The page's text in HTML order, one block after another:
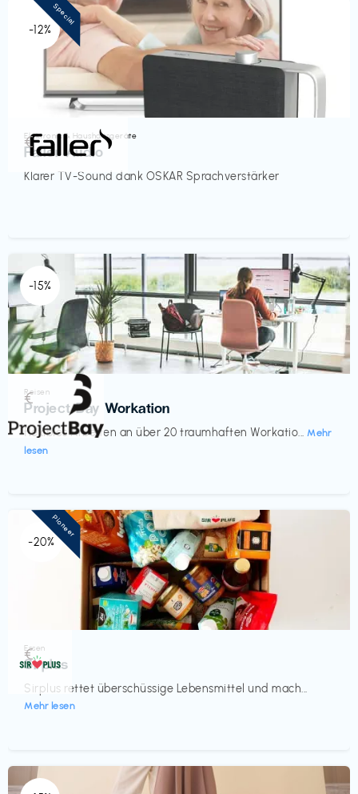
-12%
Elektronik & Haushaltsgeräte
Faller Audio
Klarer TV-Sound dank OSKAR Sprachverstärker
€‎
Special
-15%
Reisen
Project Bay Workation
flexibles Arbeiten an über 20 traumhaften Workatio... Mehr
lesen
€‎
-20%
Essen
Sirplus
Sirplus rettet überschüssige Lebensmittel und mach...
Mehr lesen
€‎
Pioneer